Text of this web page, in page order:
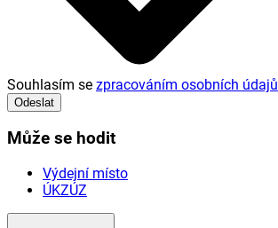
Souhlasím se zpracováním osobních údajů
Odeslat
Může se hodit
Výdejní místo
ÚKZÚZ